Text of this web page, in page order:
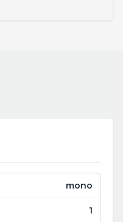
mono
1